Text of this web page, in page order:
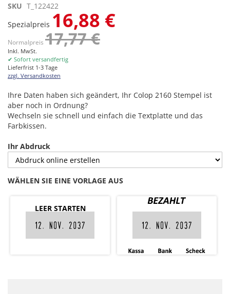
Zum
der
springen
SKU T_122422
Spezialpreis 16,88 €
Normalpreis 17,77 €
Inkl. MwSt.
✔ Sofort versandfertig
Lieferfrist 1-3 Tage
zzgl. Versandkosten
Ihre Daten haben sich geändert, Ihr Colop 2160 Stempel ist
aber noch in Ordnung?
Wechseln sie schnell und einfach die Textplatte und das
Farbkissen.
Ihr Abdruck
WÄHLEN SIE EINE VORLAGE AUS
LEER STARTEN